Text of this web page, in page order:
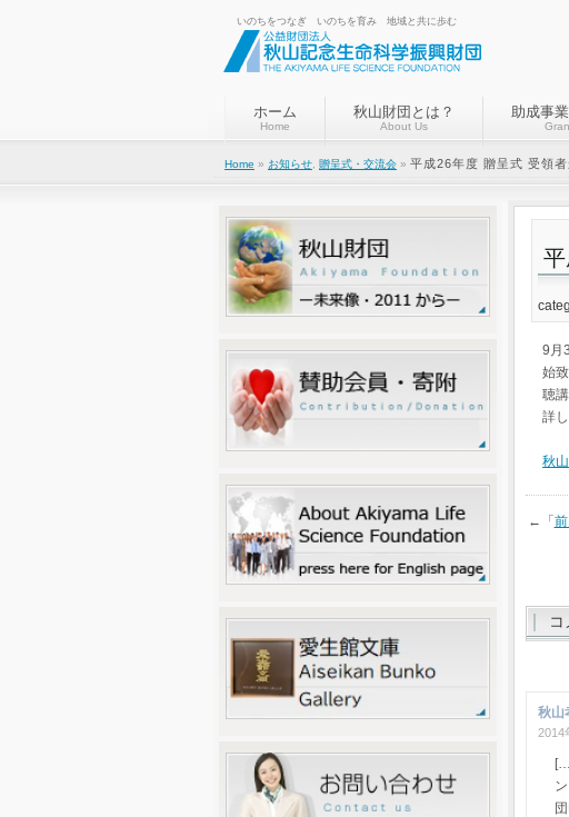
いのちをつなぎ いのちを育み 地域と共に歩む
ホーム
Home
秋山財団とは？
About Us
助成事
Home » お知らせ 贈呈式・交流会 » 平成26年度 贈呈式 受領
9月
始
聴
詳
秋
←「
秋山
2014